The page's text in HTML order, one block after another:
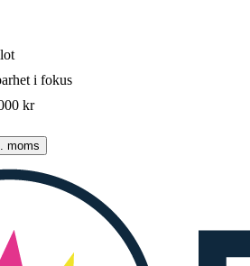
i fokus
kr
moms